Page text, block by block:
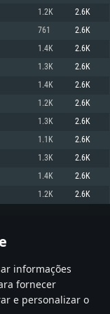
informações
fornecer
e personalizar o
/ NVIDIA GeForce
AMD/Nvidia para Mac.
(não mais de 6
com suporte
suportada: 720p.
(não mais de 6
os drivers mais recentes
1.2K 2.6K
761 2.6K
1.4K 2.6K
1.3K 2.6K
1.4K 2.6K
1.2K 2.6K
1.3K 2.6K
1.1K 2.6K
1.3K 2.6K
1.4K 2.6K
1.2K 2.6K